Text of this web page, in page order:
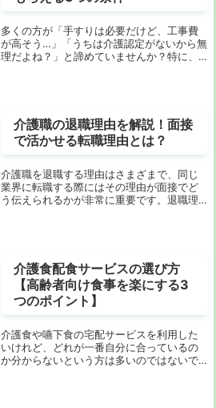
多くの方が「手すりは必要だけど、工事費
が高そう…」「うちは介護認定がないから無
理だよね？」と諦めていませんか？特に、
介護職の退職理由を解説！面接
で活かせる転職理由とは？
介護職を退職する理由はさまざまで、同じ
業界に転職する際にはその理由が面接でど
う伝えられるかが非常に重要です。退職理
介護食配食サービスの選び方
【高齢者向け食事を楽にする3
つのポイント】
介護食や嚥下食の宅配サービスを利用した
いけれど、どれが一番自分に合っているの
か分からないという方は多いのではないで